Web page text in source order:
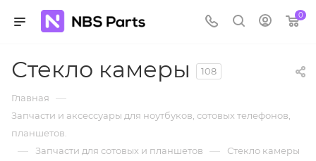
0
Стекло камеры 108
Главная —
Запчасти и аксессуары для ноутбуков, сотовых телефонов,
планшетов.
— Запчасти для сотовых и планшетов — Стекло камеры